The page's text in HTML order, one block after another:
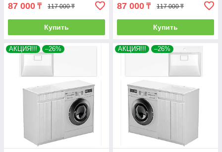
87 000 ₸ 117 000 ₸
Купить
87 000 ₸ 117 000 ₸
Купить
АКЦИЯ!!! –26% АКЦИЯ!!! –26%